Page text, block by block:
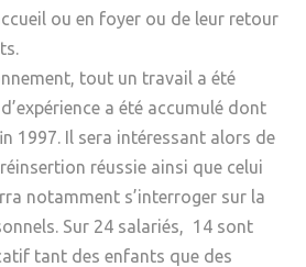
ou en foyer ou de leur retour
tout un travail a été
a été accumulé dont
1997. Il sera intéressant alors de
réussie ainsi que celui
notamment s’interroger sur la
Sur 24 salariés, 14 sont
tant des enfants que des